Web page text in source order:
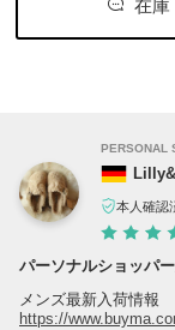
在庫
PERSONAL
本人確認
パーソナルショッパ
メンズ最新入荷情報
https://